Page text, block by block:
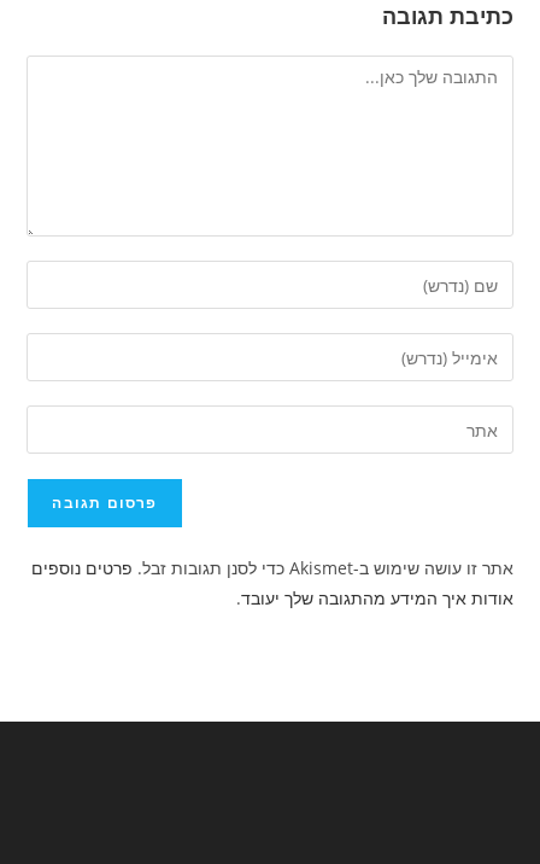
כתיבת תגובה
להגיב
את
השם
שלך
שם
משתמש
את
כתובת
דואר
את
שלך
(אופציונלי)
אתר זו עושה שימוש ב-Akismet כדי לסנן תגובות זבל.
פרטים נוספים
אודות איך המידע מהתגובה שלך יעובד.